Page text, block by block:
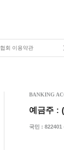
협회 이용약관
BANKING
예금주 :
국민 : 822401